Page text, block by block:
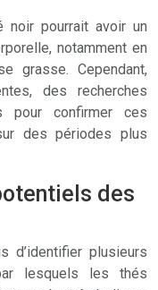
noir pourrait avoir un
notamment en
grasse. Cependant,
des recherches
pour confirmer ces
des périodes plus
des
d’identifier plusieurs
lesquels les thés